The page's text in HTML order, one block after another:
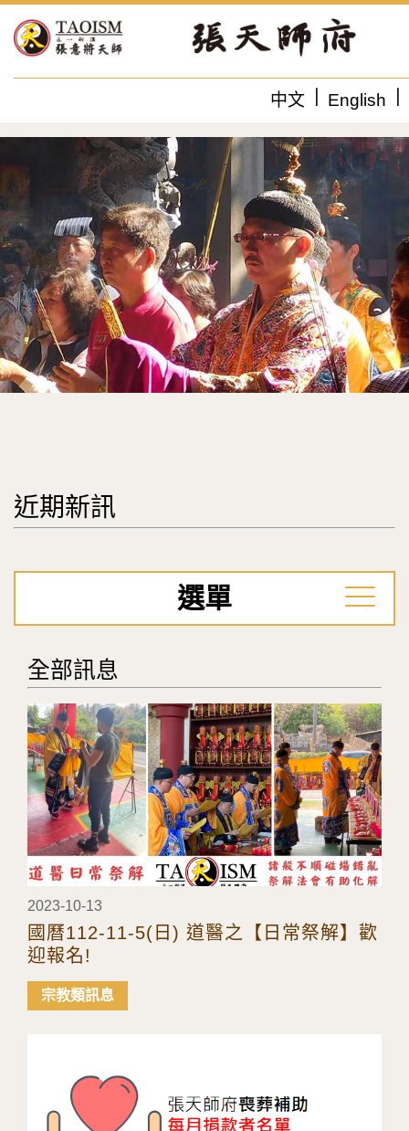
中文 English
近期新訊
選單
全部訊息
2023-10-13
國曆112-11-5(日) 道醫之【日常祭解】歡
迎報名!
宗教類訊息